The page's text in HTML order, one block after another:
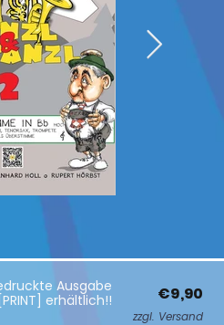
Ausgabe
[PRINT] erhältlich!!
€9,90
zzgl. Versand